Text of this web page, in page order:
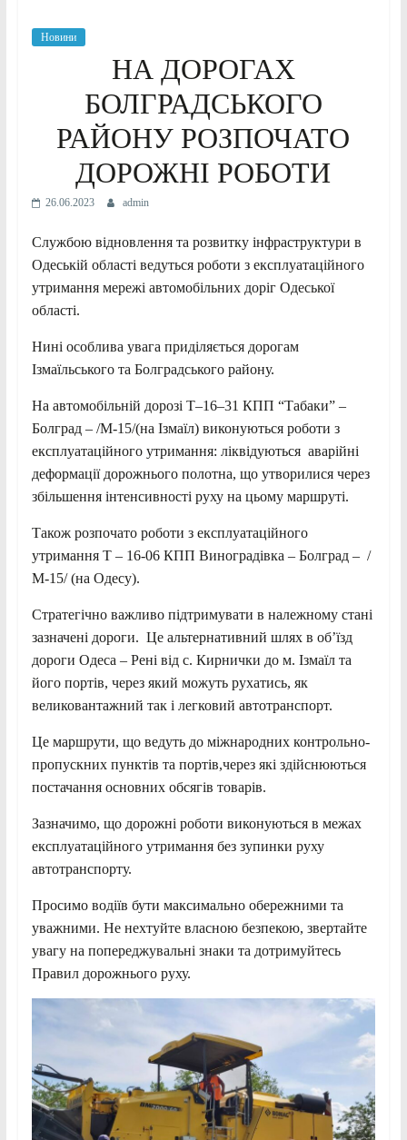
Новини
НА ДОРОГАХ
БОЛГРАДСЬКОГО
РАЙОНУ РОЗПОЧАТО
ДОРОЖНІ РОБОТИ
26.06.2023 admin
Службою відновлення та розвитку інфраструктури в
Одеській області ведуться роботи з експлуатаційного
утримання мережі автомобільних доріг Одеської
області.
Нині особлива увага приділяється дорогам
Ізмаїльського та Болградського району.
На автомобільній дорозі Т–16–31 КПП “Табаки” –
Болград – /М-15/(на Ізмаїл) виконуються роботи з
експлуатаційного утримання: ліквідуються аварійні
деформації дорожнього полотна, що утворилися через
збільшення інтенсивності руху на цьому маршруті.
Також розпочато роботи з експлуатаційного
утримання Т – 16-06 КПП Виноградівка – Болград – /
М-15/ (на Одесу).
Стратегічно важливо підтримувати в належному стані
зазначені дороги. Це альтернативний шлях в об’їзд
дороги Одеса – Рені від с. Кирнички до м. Ізмаїл та
його портів, через який можуть рухатись, як
великовантажний так і легковий автотранспорт.
Це маршрути, що ведуть до міжнародних контрольно-
пропускних пунктів та портів,через які здійснюються
постачання основних обсягів товарів.
Зазначимо, що дорожні роботи виконуються в межах
експлуатаційного утримання без зупинки руху
автотранспорту.
Просимо водіїв бути максимально обережними та
уважними. Не нехтуйте власною безпекою, звертайте
увагу на попереджувальні знаки та дотримуйтесь
Правил дорожнього руху.